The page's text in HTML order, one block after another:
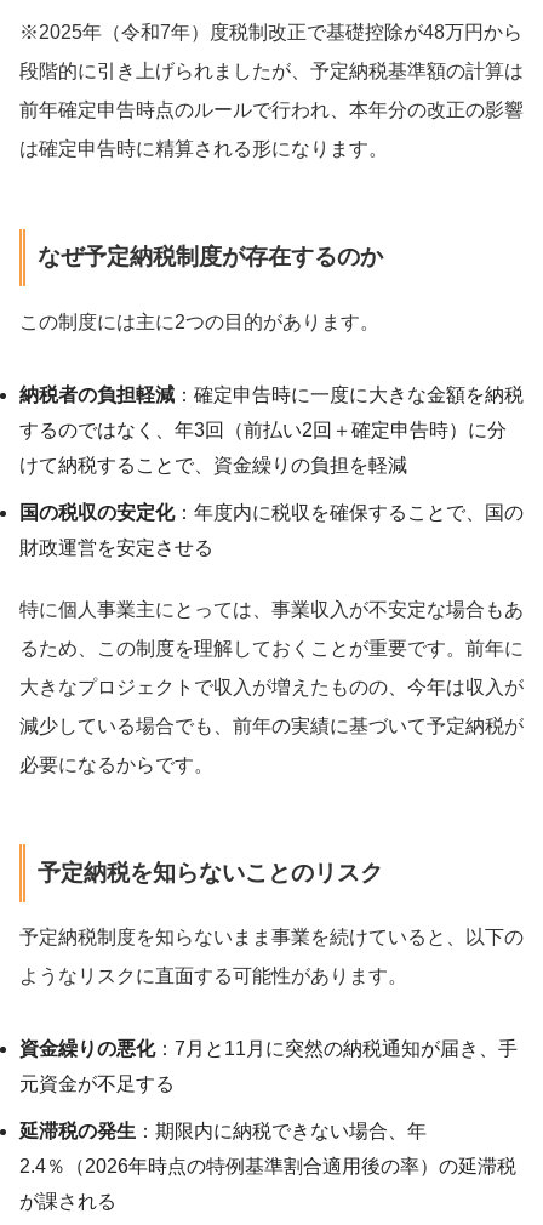
※2025年（令和7年）度税制改正で基礎控除が48万円から
段階的に引き上げられましたが、予定納税基準額の計算は
前年確定申告時点のルールで行われ、本年分の改正の影響
は確定申告時に精算される形になります。
なぜ予定納税制度が存在するのか
この制度には主に2つの目的があります。
納税者の負担軽減 ：確定申告時に一度に大きな金額を納税
するのではなく、年3回（前払い2回＋確定申告時）に分
けて納税することで、資金繰りの負担を軽減
国の税収の安定化：年度内に税収を確保することで、国の
財政運営を安定させる
特に個人事業主にとっては、事業収入が不安定な場合もあ
るため、この制度を理解しておくことが重要です。前年に
大きなプロジェクトで収入が増えたものの、今年は収入が
減少している場合でも、前年の実績に基づいて予定納税が
必要になるからです。
予定納税を知らないことのリスク
予定納税制度を知らないまま事業を続けていると、以下の
ようなリスクに直面する可能性があります。
資金繰りの悪化：7月と11月に突然の納税通知が届き、手
元資金が不足する
延滞税の発生 ：期限内に納税できない場合、年
2.4％（2026年時点の特例基準割合適用後の率）の延滞税
が課される